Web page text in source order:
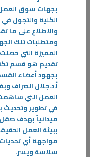
قسم تكنولوجيا الهندسة
في ظل الطفرة العمرانية
المؤسسات التعليمية
بجهات سوق العمل
الكلية والتجول
والاطلاع على ما
ومتطلبات تلك
المميزة التي
تقديم هو قسم
بجهود أعضاء
أ.د.جلال الصراف
العمل التي
في تطوير وتحديث
ميدانياً بهدف صقل
ببيئة العمل
مواجهة أي
سلاسة ويسر.